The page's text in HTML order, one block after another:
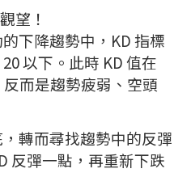
望！
下降趨勢中，KD 指標
以下。此時 KD 值在
而是趨勢疲弱、空頭
轉而尋找趨勢中的反彈
反彈一點，再重新下跌